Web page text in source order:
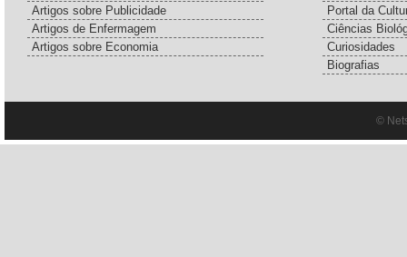
Artigos sobre Publicidade
Artigos de Enfermagem
Artigos sobre Economia
Portal da
Ciências
Curiosidades
Biografias
©